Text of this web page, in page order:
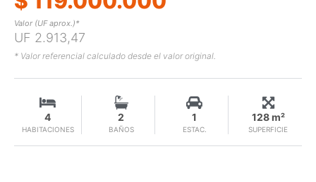
Valor (UF aprox.)*
UF 2.913,47
* Valor referencial calculado desde el valor original.
HABITACIONES
4
BAÑOS
2
ESTAC.
1
SUPERFICIE
128 m²